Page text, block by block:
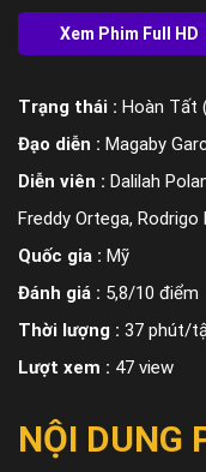
Trạng thái : Hoàn Tất
Đạo diễn : Magaby
Diễn viên : Dalilah
Freddy Ortega,
Quốc gia : Mỹ
Đánh giá : 5,8/10 điểm
Thời lượng : 37 phút/
Lượt xem : 47 view
NỘI DUNG